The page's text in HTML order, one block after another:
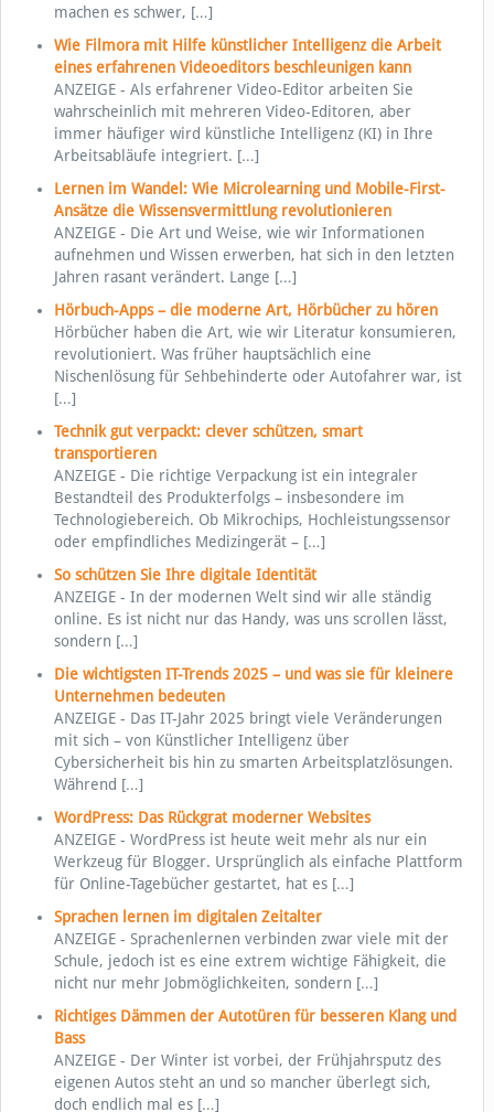
machen es schwer, […]
Wie Filmora mit Hilfe künstlicher Intelligenz die Arbeit
eines erfahrenen Videoeditors beschleunigen kann
ANZEIGE - Als erfahrener Video-Editor arbeiten Sie
wahrscheinlich mit mehreren Video-Editoren, aber
immer häufiger wird künstliche Intelligenz (KI) in Ihre
Arbeitsabläufe integriert. […]
Lernen im Wandel: Wie Microlearning und Mobile-First-
Ansätze die Wissensvermittlung revolutionieren
ANZEIGE - Die Art und Weise, wie wir Informationen
aufnehmen und Wissen erwerben, hat sich in den letzten
Jahren rasant verändert. Lange […]
Hörbuch-Apps – die moderne Art, Hörbücher zu hören
Hörbücher haben die Art, wie wir Literatur konsumieren,
revolutioniert. Was früher hauptsächlich eine
Nischenlösung für Sehbehinderte oder Autofahrer war, ist
[…]
Technik gut verpackt: clever schützen, smart
transportieren
ANZEIGE - Die richtige Verpackung ist ein integraler
Bestandteil des Produkterfolgs – insbesondere im
Technologiebereich. Ob Mikrochips, Hochleistungssensor
oder empfindliches Medizingerät –[…]
So schützen Sie Ihre digitale Identität
ANZEIGE - In der modernen Welt sind wir alle ständig
online. Es ist nicht nur das Handy, was uns scrollen lässt,
sondern […]
Die wichtigsten IT-Trends 2025 – und was sie für kleinere
Unternehmen bedeuten
ANZEIGE - Das IT-Jahr 2025 bringt viele Veränderungen
mit sich – von Künstlicher Intelligenz über
Cybersicherheit bis hin zu smarten Arbeitsplatzlösungen.
Während […]
WordPress: Das Rückgrat moderner Websites
ANZEIGE - WordPress ist heute weit mehr als nur ein
Werkzeug für Blogger. Ursprünglich als einfache Plattform
für Online-Tagebücher gestartet, hat es[…]
Sprachen lernen im digitalen Zeitalter
ANZEIGE - Sprachenlernen verbinden zwar viele mit der
Schule, jedoch ist es eine extrem wichtige Fähigkeit, die
nicht nur mehr Jobmöglichkeiten, sondern […]
Richtiges Dämmen der Autotüren für besseren Klang und
Bass
ANZEIGE - Der Winter ist vorbei, der Frühjahrsputz des
eigenen Autos steht an und so mancher überlegt sich,
doch endlich mal es[…]